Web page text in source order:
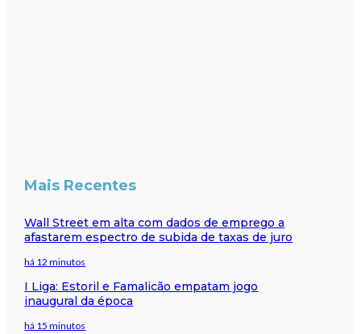
Mais Recentes
Wall Street em alta com dados de emprego a
afastarem espectro de subida de taxas de juro
há 12 minutos
I Liga: Estoril e Famalicão empatam jogo
inaugural da época
há 15 minutos